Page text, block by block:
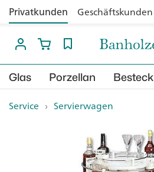
Privatkunden Geschäftskunden
Glas Porzellan Besteck
Service › Servierwagen